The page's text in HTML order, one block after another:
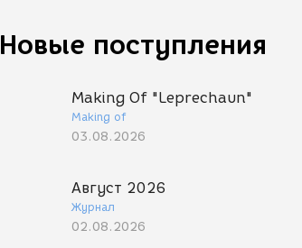
Новые поступления
Making Of "Leprechaun"
Making of
03.08.2026
Август 2026
Журнал
02.08.2026